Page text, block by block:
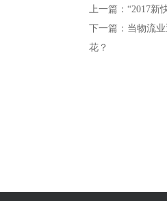
上一篇：“2017新
下一篇：当物流
花？